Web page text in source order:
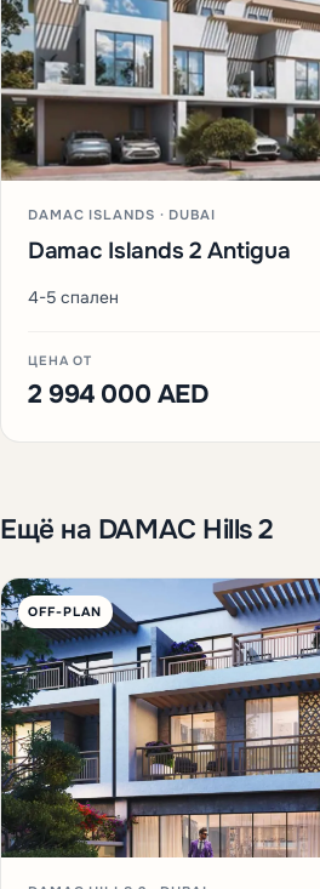
DAMAC ISLANDS · DUBAI
Damac Islands 2 Antigua
4-5 спален
ЦЕНА ОТ
2 994 000 AED
Ещё на DAMAC Hills 2
OFF-PLAN